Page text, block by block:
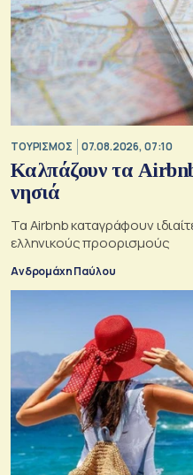
ΤΟΥΡΙΣΜΟΣ 07.08.2026, 07:10
Καλπάζουν τα
νησιά
Τα Airbnb καταγράφουν
ελληνικούς προορισμούς
Ανδρομάχη Παύλου